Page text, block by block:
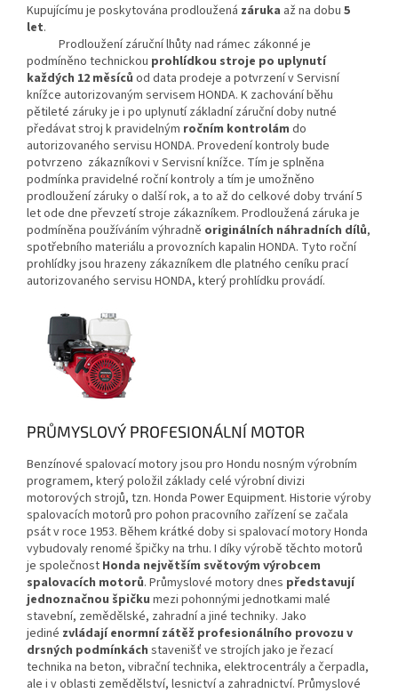
Kupujícímu je poskytována prodloužená záruka až na dobu 5
let.
Prodloužení záruční lhůty nad rámec zákonné je
podmíněno technickou prohlídkou stroje po uplynutí
každých 12 měsíců od data prodeje a potvrzení v Servisní
knížce autorizovaným servisem HONDA. K zachování běhu
pětileté záruky je i po uplynutí základní záruční doby nutné
předávat stroj k pravidelným ročním kontrolám do
autorizovaného servisu HONDA. Provedení kontroly bude
potvrzeno zákazníkovi v Servisní knížce. Tím je splněna
podmínka pravidelné roční kontroly a tím je umožněno
prodloužení záruky o další rok, a to až do celkové doby trvání 5
let ode dne převzetí stroje zákazníkem. Prodloužená záruka je
podmíněna používáním výhradně originálních náhradních dílů,
spotřebního materiálu a provozních kapalin HONDA. Tyto roční
prohlídky jsou hrazeny zákazníkem dle platného ceníku prací
autorizovaného servisu HONDA, který prohlídku provádí.
PRŮMYSLOVÝ PROFESIONÁLNÍ MOTOR
Benzínové spalovací motory jsou pro Hondu nosným výrobním
programem, který položil základy celé výrobní divizi
motorových strojů, tzn. Honda Power Equipment. Historie výroby
spalovacích motorů pro pohon pracovního zařízení se začala
psát v roce 1953. Během krátké doby si spalovací motory Honda
vybudovaly renomé špičky na trhu. I díky výrobě těchto motorů
je společnost Honda největším světovým výrobcem
spalovacích motorů. Průmyslové motory dnes představují
jednoznačnou špičku mezi pohonnými jednotkami malé
stavební, zemědělské, zahradní a jiné techniky. Jako
jediné zvládají enormní zátěž profesionálního provozu v
drsných podmínkách stavenišť ve strojích jako je řezací
technika na beton, vibrační technika, elektrocentrály a čerpadla,
ale i v oblasti zemědělství, lesnictví a zahradnictví. Průmyslové